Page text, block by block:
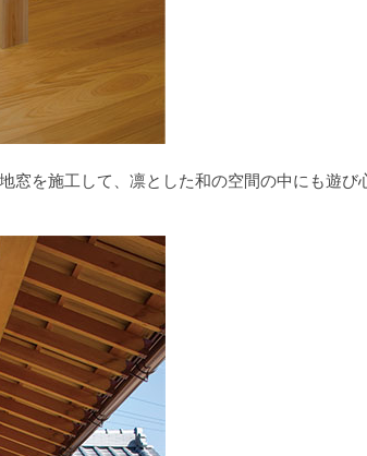
を施工して、凛とした和の空間の中にも遊び